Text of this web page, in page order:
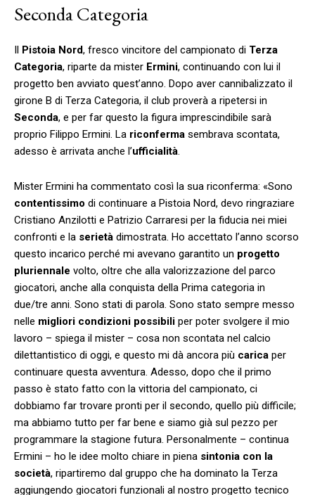
Seconda Categoria
Il Pistoia Nord, fresco vincitore del campionato di Terza
Categoria, riparte da mister Ermini, continuando con lui il
progetto ben avviato quest’anno. Dopo aver cannibalizzato il
girone B di Terza Categoria, il club proverà a ripetersi in
Seconda, e per far questo la figura imprescindibile sarà
proprio Filippo Ermini. La riconferma sembrava scontata,
adesso è arrivata anche l’ufficialità.
Mister Ermini ha commentato così la sua riconferma: «Sono
contentissimo di continuare a Pistoia Nord, devo ringraziare
Cristiano Anzilotti e Patrizio Carraresi per la fiducia nei miei
confronti e la serietà dimostrata. Ho accettato l’anno scorso
questo incarico perché mi avevano garantito un progetto
pluriennale volto, oltre che alla valorizzazione del parco
giocatori, anche alla conquista della Prima categoria in
due/tre anni. Sono stati di parola. Sono stato sempre messo
nelle migliori condizioni possibili per poter svolgere il mio
lavoro – spiega il mister – cosa non scontata nel calcio
dilettantistico di oggi, e questo mi dà ancora più carica per
continuare questa avventura. Adesso, dopo che il primo
passo è stato fatto con la vittoria del campionato, ci
dobbiamo far trovare pronti per il secondo, quello più difficile;
ma abbiamo tutto per far bene e siamo già sul pezzo per
programmare la stagione futura. Personalmente – continua
Ermini – ho le idee molto chiare in piena sintonia con la
società, ripartiremo dal gruppo che ha dominato la Terza
aggiungendo giocatori funzionali al nostro progetto tecnico